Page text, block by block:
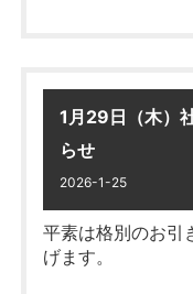
新築一戸建て
（水）
休業日に頂きま
3月12日（木）以
皆様には大変ご不
理解の程お願い申
1月29日（木）
らせ
2026-1-25
平素は格別のお引
げます。